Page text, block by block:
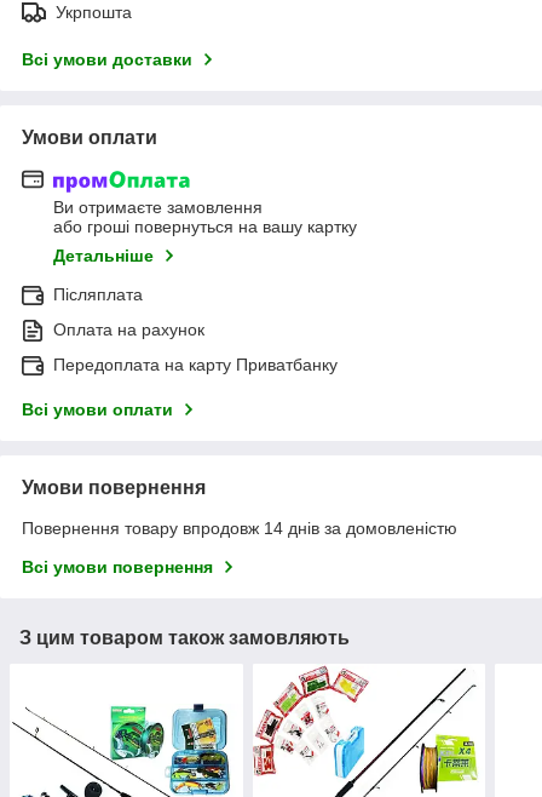
Укрпошта
Всі умови доставки
Умови оплати
Ви отримаєте замовлення
або гроші повернуться на вашу картку
Детальніше
Післяплата
Оплата на рахунок
Передоплата на карту Приватбанку
Всі умови оплати
Умови повернення
Повернення товару впродовж 14 днів за домовленістю
Всі умови повернення
З цим товаром також замовляють